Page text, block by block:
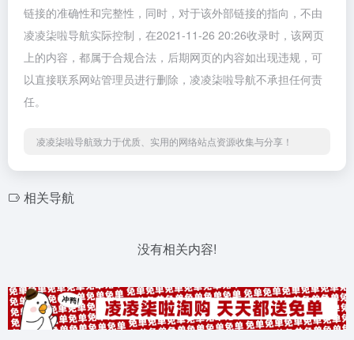
链接的准确性和完整性，同时，对于该外部链接的指向，不由
凌凌柒啦导航实际控制，在2021-11-26 20:26收录时，该网页
上的内容，都属于合规合法，后期网页的内容如出现违规，可
以直接联系网站管理员进行删除，凌凌柒啦导航不承担任何责
任。
凌凌柒啦导航致力于优质、实用的网络站点资源收集与分享！
相关导航
没有相关内容!